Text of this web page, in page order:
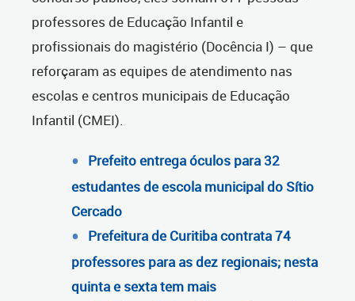
professores de Educação Infantil e
profissionais do magistério (Docência I) – que
reforçaram as equipes de atendimento nas
escolas e centros municipais de Educação
Infantil (CMEI).
Prefeito entrega óculos para 32
estudantes de escola municipal do Sítio
Cercado
Prefeitura de Curitiba contrata 74
professores para as dez regionais; nesta
quinta e sexta tem mais